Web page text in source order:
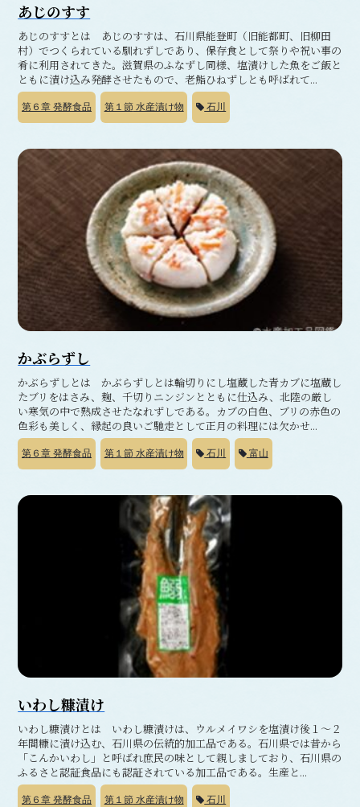
あじのすす
あじのすすとは あじのすすは、石川県能登町（旧能都町、旧柳田
村）でつくられている馴れずしであり、保存食として祭りや祝い事の
肴に利用されてきた。滋賀県のふなずし同様、塩漬けした魚をご飯と
ともに漬け込み発酵させたもので、老鮨ひねずしとも呼ばれて...
第６章 発酵食品 第１節水産漬け物 石川
かぶらずし
かぶらずしとは かぶらずしとは輪切りにし塩蔵した青カブに塩蔵し
たブリをはさみ、麹、千切りニンジンとともに仕込み、北陸の厳し
い寒気の中で熟成させたなれずしである。カブの白色、ブリの赤色の
色彩も美しく、縁起の良いご馳走として正月の料理には欠かせ...
第６章 発酵食品 第１節水産漬け物 石川 富山
いわし糠漬け
いわし糠漬けとは いわし糠漬けは、ウルメイワシを塩漬け後１～２
年間糠に漬け込む、石川県の伝統的加工品である。石川県では昔から
「こんかいわし」と呼ばれ庶民の味として親しましており、石川県の
ふるさと認証食品にも認証されている加工品である。生産と...
第６章 発酵食品 第１節水産漬け物 石川